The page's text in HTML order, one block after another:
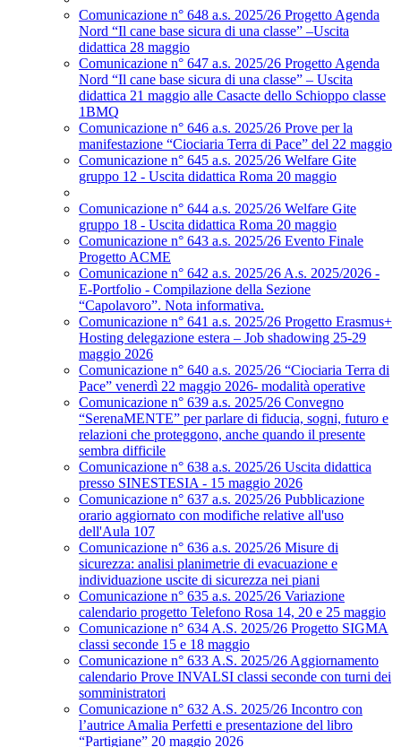
Comunicazione n° 648 a.s. 2025/26 Progetto Agenda
Nord “Il cane base sicura di una classe” –Uscita
didattica 28 maggio
Comunicazione n° 647 a.s. 2025/26 Progetto Agenda
Nord “Il cane base sicura di una classe” – Uscita
didattica 21 maggio alle Casacte dello Schioppo classe
1BMQ
Comunicazione n° 646 a.s. 2025/26 Prove per la
manifestazione “Ciociaria Terra di Pace” del 22 maggio
Comunicazione n° 645 a.s. 2025/26 Welfare Gite
gruppo 12 - Uscita didattica Roma 20 maggio
Comunicazione n° 644 a.s. 2025/26 Welfare Gite
gruppo 18 - Uscita didattica Roma 20 maggio
Comunicazione n° 643 a.s. 2025/26 Evento Finale
Progetto ACME
Comunicazione n° 642 a.s. 2025/26 A.s. 2025/2026 -
E-Portfolio - Compilazione della Sezione
“Capolavoro”. Nota informativa.
Comunicazione n° 641 a.s. 2025/26 Progetto Erasmus+
Hosting delegazione estera – Job shadowing 25-29
maggio 2026
Comunicazione n° 640 a.s. 2025/26 “Ciociaria Terra di
Pace” venerdì 22 maggio 2026- modalità operative
Comunicazione n° 639 a.s. 2025/26 Convegno
“SerenaMENTE” per parlare di fiducia, sogni, futuro e
relazioni che proteggono, anche quando il presente
sembra difficile
Comunicazione n° 638 a.s. 2025/26 Uscita didattica
presso SINESTESIA - 15 maggio 2026
Comunicazione n° 637 a.s. 2025/26 Pubblicazione
orario aggiornato con modifiche relative all'uso
dell'Aula 107
Comunicazione n° 636 a.s. 2025/26 Misure di
sicurezza: analisi planimetrie di evacuazione e
individuazione uscite di sicurezza nei piani
Comunicazione n° 635 a.s. 2025/26 Variazione
calendario progetto Telefono Rosa 14, 20 e 25 maggio
Comunicazione n° 634 A.S. 2025/26 Progetto SIGMA
classi seconde 15 e 18 maggio
Comunicazione n° 633 A.S. 2025/26 Aggiornamento
calendario Prove INVALSI classi seconde con turni dei
somministratori
Comunicazione n° 632 A.S. 2025/26 Incontro con
l’autrice Amalia Perfetti e presentazione del libro
“Partigiane” 20 maggio 2026